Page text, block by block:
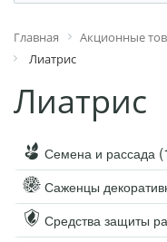
Главная Акционные
Лиатрис
Лиатрис
Семена и рассада
Саженцы
Средства защиты